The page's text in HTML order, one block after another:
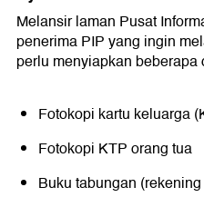
Melansir laman Pusat
penerima PIP yang ingin
perlu menyiapkan
Fotokopi kartu keluarga
Fotokopi KTP orang tua
Buku tabungan